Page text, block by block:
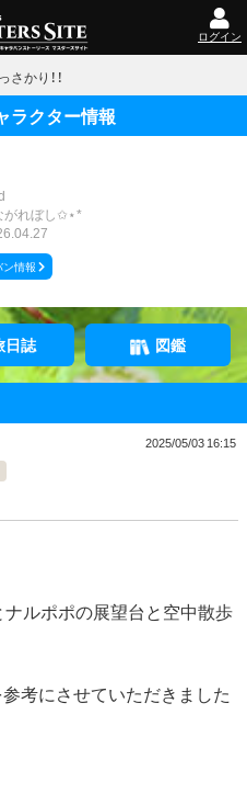
ログイン
さかり！！
ラクター情報
がれぼし✩⋆*
ン情報
日誌 図鑑
2025/05/03 16:15
ナルポポの展望台と空中散歩
考にさせていただきました